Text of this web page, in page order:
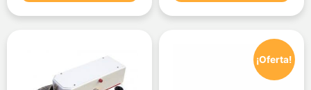
¡Oferta!